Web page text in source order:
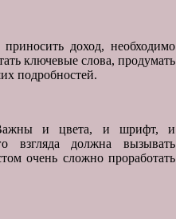
доход, необходимо
ключевые слова, продумать
подробностей.
Важны и цвета, и шрифт, и
взгляда должна вызывать
очень сложно проработать